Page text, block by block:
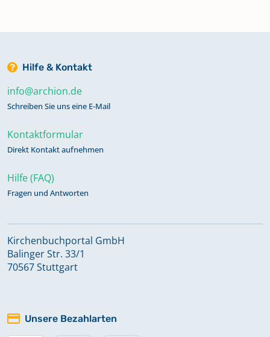
Hilfe & Kontakt
info@archion.de
Schreiben Sie uns eine E-Mail
Kontaktformular
Direkt Kontakt aufnehmen
Hilfe (FAQ)
Fragen und Antworten
Kirchenbuchportal GmbH
Balinger Str. 33/1
70567 Stuttgart
Unsere Bezahlarten